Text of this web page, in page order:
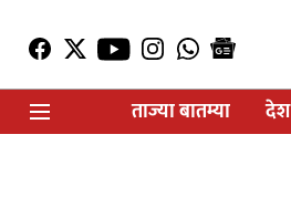
ताज्या बातम्या
देश